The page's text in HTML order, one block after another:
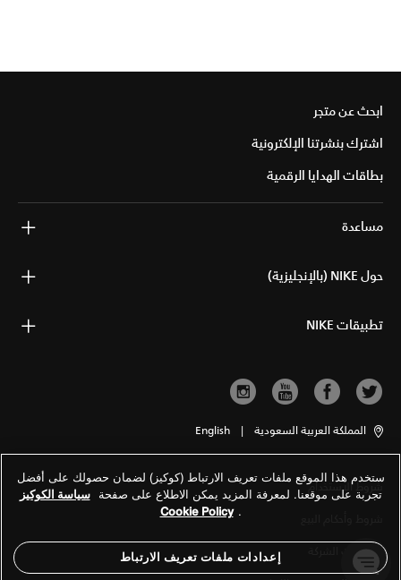
ابحث عن متجر
اشترك بنشرتنا الإلكترونية
بطاقات الهدايا الرقمية
مساعدة
حول NIKE (بالإنجليزية)
تطبيقات NIKE
المملكة العربية السعودية |
English
شروط الاستخدام
معلومات الشركة
ستخدم هذا الموقع ملفات تعريف الارتباط (كوكيز) لضمان حصولك على أفضل
تجربة على موقعنا. لمعرفة المزيد يمكن الاطلاع على صفحة سياسة الكوكيز
.
Cookie Policy
إعدادات ملفات تعريف الارتباط